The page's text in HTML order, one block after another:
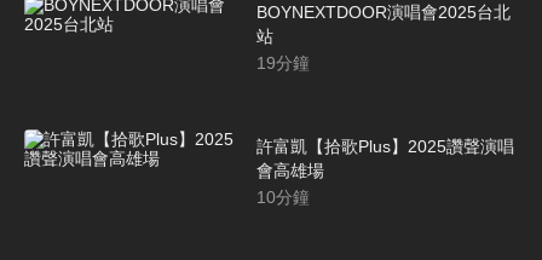
BOYNEXTDOOR演唱會2025台北
站
19分鐘
許富凱【拾歌Plus】2025讚聲演唱
會高雄場
10分鐘